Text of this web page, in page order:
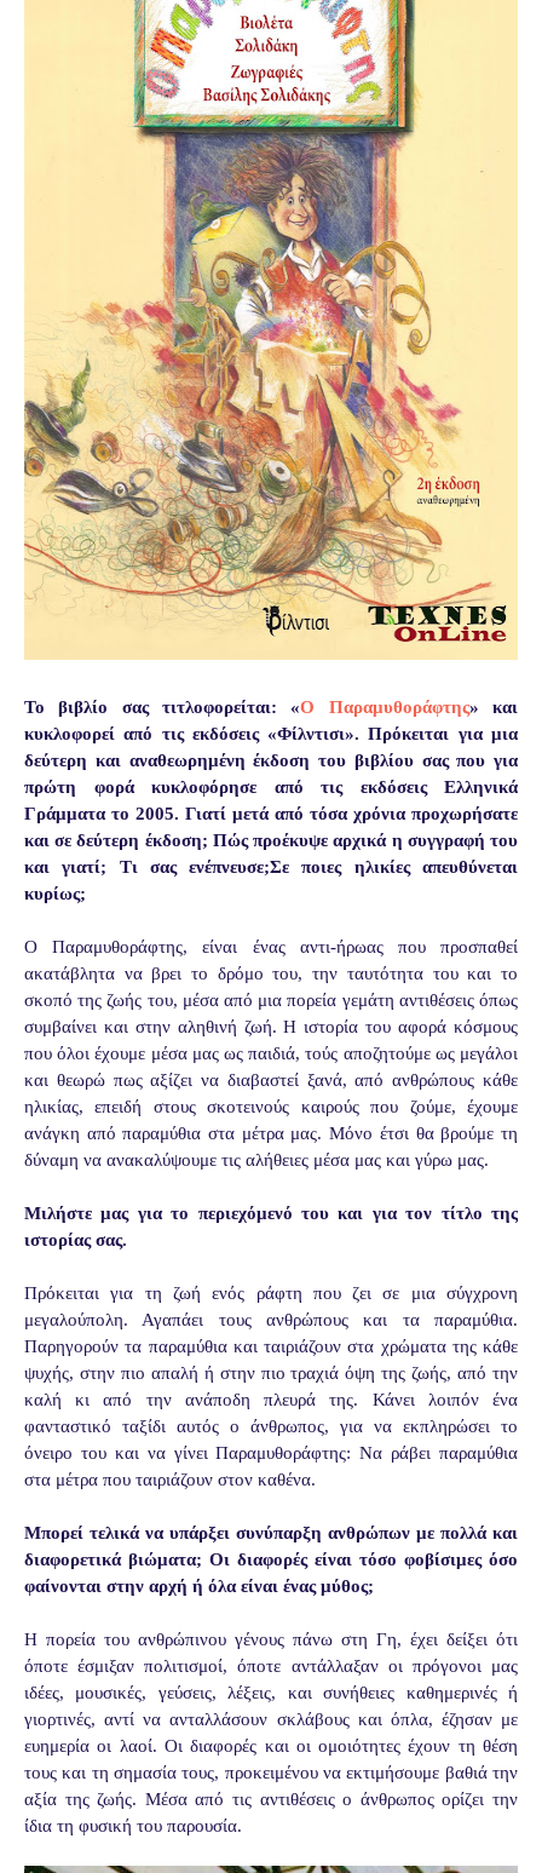
Το βιβλίο σας τιτλοφορείται: «Ο Παραμυθοράφτης» και
κυκλοφορεί από τις εκδόσεις «Φίλντισι». Πρόκειται για μια
δεύτερη και αναθεωρημένη έκδοση του βιβλίου σας που για
πρώτη φορά κυκλοφόρησε από τις εκδόσεις Ελληνικά
Γράμματα το 2005. Γιατί μετά από τόσα χρόνια προχωρήσατε
και σε δεύτερη έκδοση; Πώς προέκυψε αρχικά η συγγραφή του
και γιατί; Τι σας ενέπνευσε;Σε ποιες ηλικίες απευθύνεται
κυρίως;
Ο Παραμυθοράφτης, είναι ένας αντι-ήρωας που προσπαθεί
ακατάβλητα να βρει το δρόμο του, την ταυτότητα του και το
σκοπό της ζωής του, μέσα από μια πορεία γεμάτη αντιθέσεις όπως
συμβαίνει και στην αληθινή ζωή. Η ιστορία του αφορά κόσμους
που όλοι έχουμε μέσα μας ως παιδιά, τούς αποζητούμε ως μεγάλοι
και θεωρώ πως αξίζει να διαβαστεί ξανά, από ανθρώπους κάθε
ηλικίας, επειδή στους σκοτεινούς καιρούς που ζούμε, έχουμε
ανάγκη από παραμύθια στα μέτρα μας. Μόνο έτσι θα βρούμε τη
δύναμη να ανακαλύψουμε τις αλήθειες μέσα μας και γύρω μας.
Μιλήστε μας για το περιεχόμενό του και για τον τίτλο της
ιστορίας σας.
Πρόκειται για τη ζωή ενός ράφτη που ζει σε μια σύγχρονη
μεγαλούπολη. Αγαπάει τους ανθρώπους και τα παραμύθια.
Παρηγορούν τα παραμύθια και ταιριάζουν στα χρώματα της κάθε
ψυχής, στην πιο απαλή ή στην πιο τραχιά όψη της ζωής, από την
καλή κι από την ανάποδη πλευρά της. Κάνει λοιπόν ένα
φανταστικό ταξίδι αυτός ο άνθρωπος, για να εκπληρώσει το
όνειρο του και να γίνει Παραμυθοράφτης: Να ράβει παραμύθια
στα μέτρα που ταιριάζουν στον καθένα.
Μπορεί τελικά να υπάρξει συνύπαρξη ανθρώπων με πολλά και
διαφορετικά βιώματα; Οι διαφορές είναι τόσο φοβίσιμες όσο
φαίνονται στην αρχή ή όλα είναι ένας μύθος;
Η πορεία του ανθρώπινου γένους πάνω στη Γη, έχει δείξει ότι
όποτε έσμιξαν πολιτισμοί, όποτε αντάλλαξαν οι πρόγονοι μας
ιδέες, μουσικές, γεύσεις, λέξεις, και συνήθειες καθημερινές ή
γιορτινές, αντί να ανταλλάσουν σκλάβους και όπλα, έζησαν με
ευημερία οι λαοί. Οι διαφορές και οι ομοιότητες έχουν τη θέση
τους και τη σημασία τους, προκειμένου να εκτιμήσουμε βαθιά την
αξία της ζωής. Μέσα από τις αντιθέσεις ο άνθρωπος ορίζει την
ίδια τη φυσική του παρουσία.